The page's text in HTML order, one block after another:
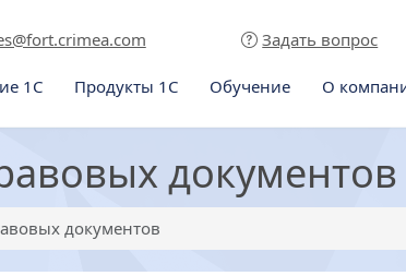
Задать вопрос
1С Продукты 1С Обучение О
документов
документов